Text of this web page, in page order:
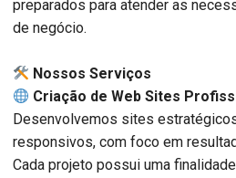
preparados para atender as
de negócio.
️ Nossos Serviços
Criação de Web Sites
Desenvolvemos sites
responsivos, com foco em
Cada projeto possui uma